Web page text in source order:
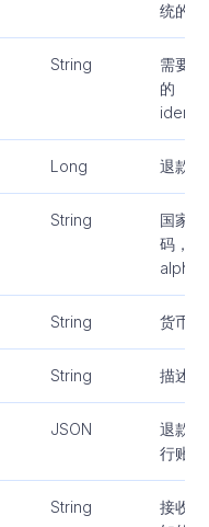
统的
String
需要
的
Long 退款金
String
国家
码，遵
String 货币代
String 描述
JSON
退款
行账号
String
接收